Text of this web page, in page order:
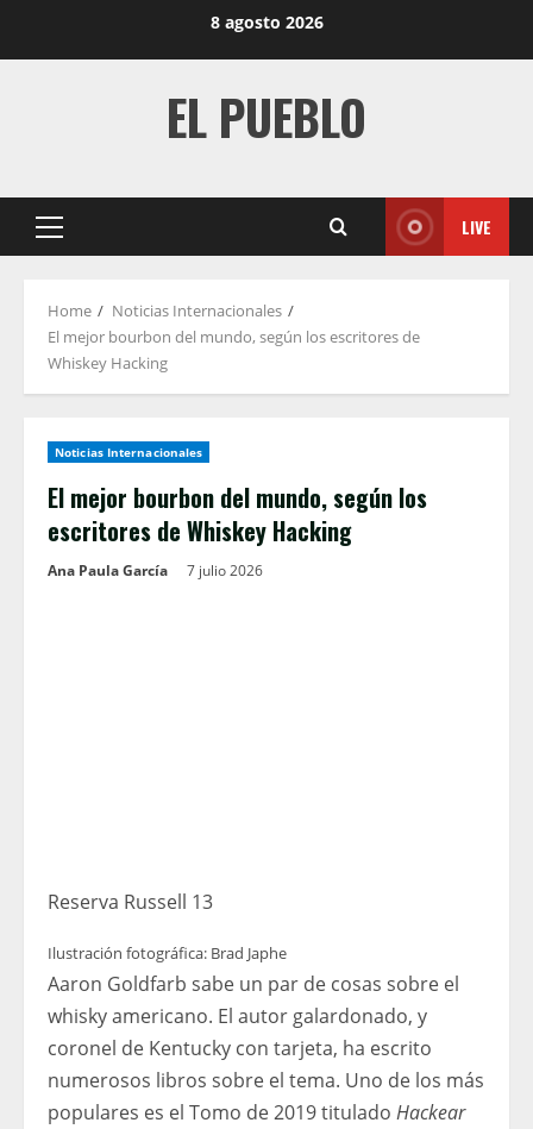
8 agosto 2026
EL PUEBLO
Primary
LIVE
Home
Noticias Internacionales
El mejor bourbon del mundo, según los escritores de
Whiskey Hacking
Noticias Internacionales
El mejor bourbon del mundo, según los
escritores de Whiskey Hacking
Ana Paula García 7 julio 2026
Reserva Russell 13
Ilustración fotográfica: Brad Japhe
Aaron Goldfarb sabe un par de cosas sobre el
whisky americano. El autor galardonado, y
coronel de Kentucky con tarjeta, ha escrito
numerosos libros sobre el tema. Uno de los más
populares es el Tomo de 2019 titulado Hackear